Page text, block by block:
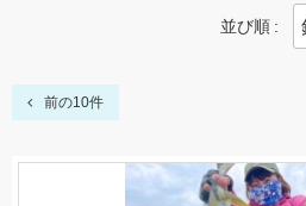
並び順
前の10件